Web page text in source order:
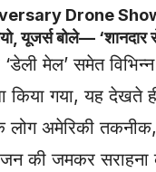
Drone
यूजर्स बोले—
मेल’ समेत
किया गया, यह देखते
लोग अमेरिकी
की जमकर सराहना